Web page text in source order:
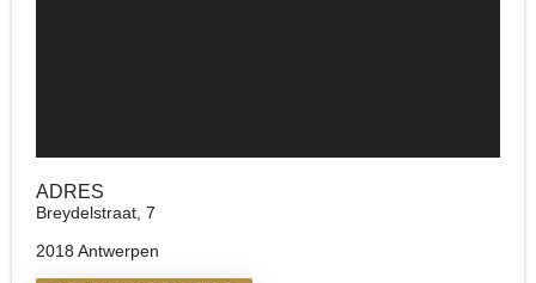
ADRES
Breydelstraat, 7
2018 Antwerpen